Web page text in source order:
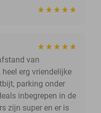
van
erg vriendelijke
parking onder
inbegrepen in de
zijn super en er is